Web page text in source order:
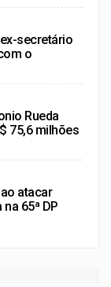
secretário
o
Rueda
75,6 milhões
atacar
65ª DP